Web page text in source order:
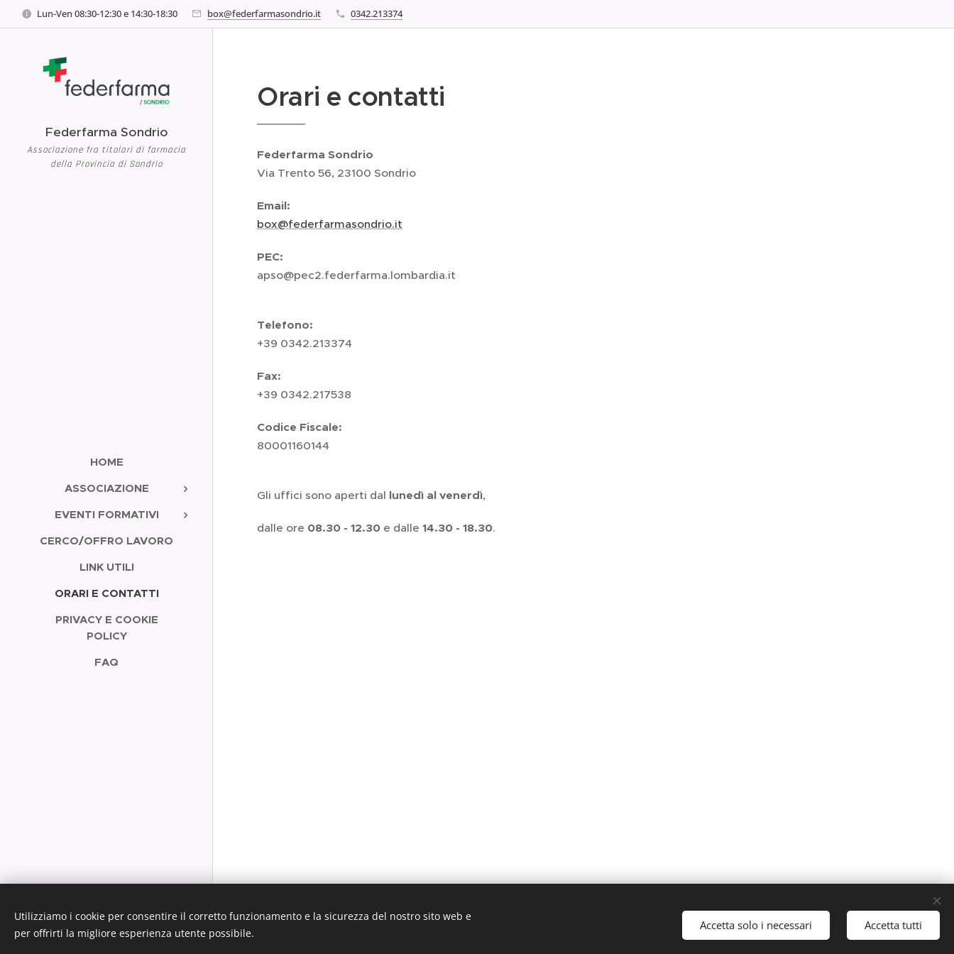
Lun-Ven 08:30-12:30 e 14:30-18:30 box@federfarmasondrio.it 0342.213374
Federfarma Sondrio
Associazione fra titolari di farmacia
della Provincia di Sondrio
HOME
ASSOCIAZIONE
EVENTI FORMATIVI
CERCO/OFFRO LAVORO
LINK UTILI
ORARI E CONTATTI
PRIVACY E COOKIE
POLICY
FAQ
Orari e contatti
Federfarma Sondrio
Via Trento 56, 23100 Sondrio
Email:
box@federfarmasondrio.it
PEC:
apso@pec2.federfarma.lombardia.it
Telefono:
+39 0342.213374
Fax:
+39 0342.217538
Codice Fiscale:
80001160144
Gli uffici sono aperti dal lunedì al venerdì,
dalle ore 08.30 - 12.30 e dalle 14.30 - 18.30.
Utilizziamo i cookie per consentire il corretto funzionamento e la sicurezza del nostro sito web e
per offrirti la migliore esperienza utente possibile.
Accetta solo i necessari Accetta tutti